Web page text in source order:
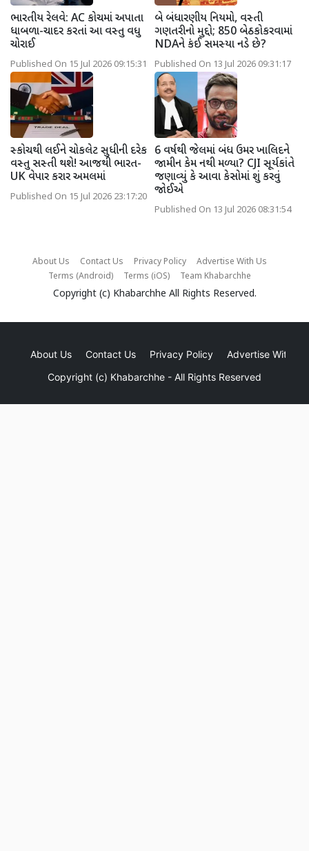
ભારતીય રેલવે: AC કોચમાં અપાતા
ધાબળા-ચાદર કરતાં આ વસ્તુ વધુ
ચોરાઈ
Published On 15 Jul 2026 09:15:31
બે બંધારણીય નિયમો, વસ્તી
ગણતરીનો મુદ્દો; 850 બેઠકોકરવામાં
NDAને કંઈ સમસ્યા નડે છે?
Published On 13 Jul 2026 09:31:17
સ્કોચથી લઈને ચોકલેટ સુધીની દરેક
વસ્તુ સસ્તી થશે! આજથી ભારત-
UK વેપાર કરાર અમલમાં
Published On 15 Jul 2026 23:17:20
6 વર્ષથી જેલમાં બંધ ઉમર ખાલિદને
જામીન કેમ નથી મળ્યા? CJI સૂર્યકાંતે
જણાવ્યું કે આવા કેસોમાં શું કરવું
જોઈએ
Published On 13 Jul 2026 08:31:54
About Us Contact Us Privacy Policy
Advertise With Us
Terms (Android)
Terms (iOS) Team Khabarchhe
Copyright (c) Khabarchhe All Rights Reserved.
About Us Contact Us Privacy Policy
Advertise With Us
Copyright (c) Khabarchhe - All Rights Reserved